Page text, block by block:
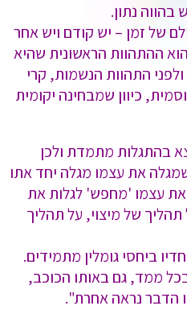
נתון.
של זמן – יש קודם ויש אחר
ההתהוות הראשונית שהיא
התהוות הנשמות, קרי
כיוון שמבחינה יקומית
בהתגלות מתמדת ולכן
את עצמו מגלה יחד אתו
את עצמו 'מחפש' לגלות את
של מיצוי, על תהליך
ביחסי גומלין מתמידים.
ממד, גם באותו הכוכב,
הדבר נראה אחרת".